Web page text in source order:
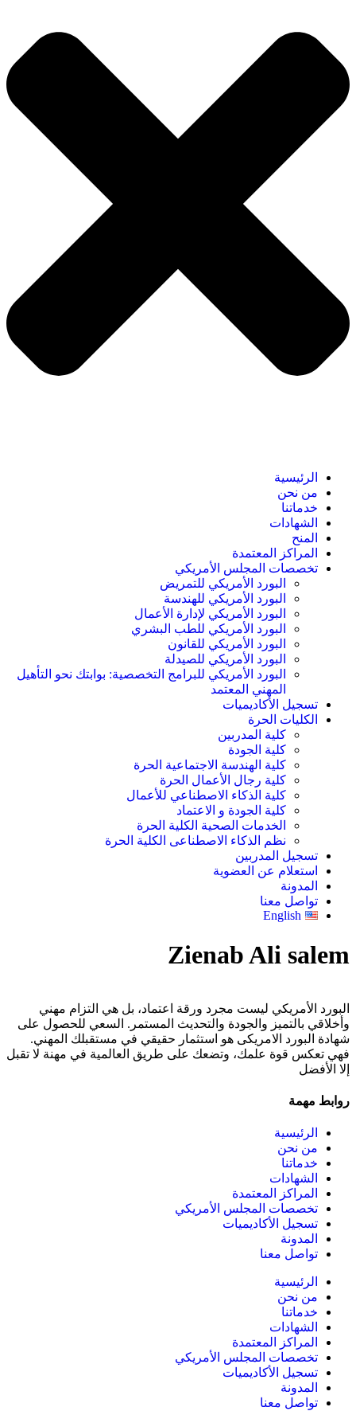
الرئيسية
من نحن
خدماتنا
الشهادات
المنح
المراكز المعتمدة
تخصصات المجلس الأمريكي
البورد الأمريكي للتمريض
البورد الأمريكي للهندسة
البورد الأمريكي لإدارة الأعمال
البورد الأمريكي للطب البشري
البورد الأمريكي للقانون
البورد الأمريكي للصيدلة
البورد الأمريكي للبرامج التخصصية: بوابتك نحو التأهيل
المهني المعتمد
تسجيل الأكاديميات
الكليات الحرة
كلية المدربين
كلية الجودة
كلية الهندسة الاجتماعية الحرة
كلية رجال الأعمال الحرة
كلية الذكاء الاصطناعي للأعمال
كلية الجودة و الاعتماد
الخدمات الصحية الكلية الحرة
نظم الذكاء الاصطناعى الكلية الحرة
تسجيل المدربين
استعلام عن العضوية
المدونة
تواصل معنا
English
Zienab Ali salem
البورد الأمريكي ليست مجرد ورقة اعتماد، بل هي التزام مهني
وأخلاقي بالتميز والجودة والتحديث المستمر. السعي للحصول على
شهادة البورد الامريكى هو استثمار حقيقي في مستقبلك المهني.
فهي تعكس قوة علمك، وتضعك على طريق العالمية في مهنة لا تقبل
إلا الأفضل
روابط مهمة
الرئيسية
من نحن
خدماتنا
الشهادات
المراكز المعتمدة
تخصصات المجلس الأمريكي
تسجيل الأكاديميات
المدونة
تواصل معنا
الرئيسية
من نحن
خدماتنا
الشهادات
المراكز المعتمدة
تخصصات المجلس الأمريكي
تسجيل الأكاديميات
المدونة
تواصل معنا